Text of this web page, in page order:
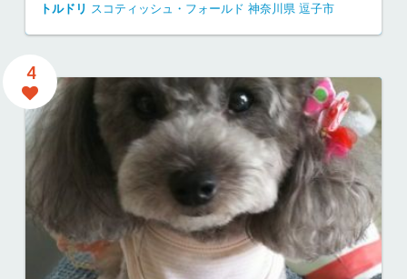
トルドリ スコティッシュ・フォールド 神奈川県 逗子市
4